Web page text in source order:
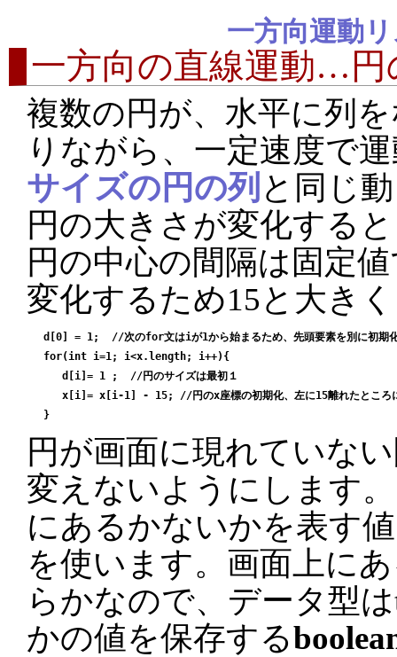
一方向運動
一方向の直線運動…円
複数の円が、水平に列
りながら、一定速度で
サイズの円の列 と同じ
円の大きさが変化する
円の中心の間隔は固定
変化するため15と大き
d[0] = 1;  //次のfor文はiが1から始まるため、先頭要素を別に初期
for(int i=1; i<x.length; i++){
    d[i]= 1 ;  //円のサイズは最初１
x[i]= x[i-1] - 15; //円のx座標の初期化、左に15離れたところ
円が画面に現れていな
変えないようにします
にあるかないかを表す
を使います。画面上に
らかなので、データ型
かの値を保存する